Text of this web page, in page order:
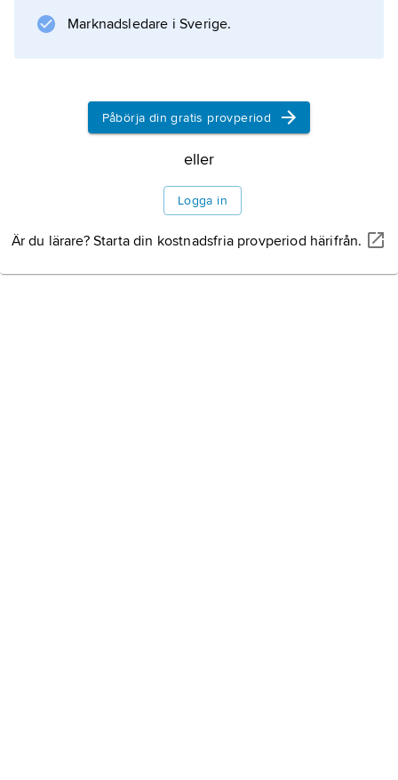
) och Vita systrarna (1869;
Sœurs missionnaires d’Afrique
Information om artikeln
Marknadsledare i Sverige.
Påbörja din gratis provperiod
eller
Logga in
Är du lärare? Starta din kostnadsfria provperiod härifrån.